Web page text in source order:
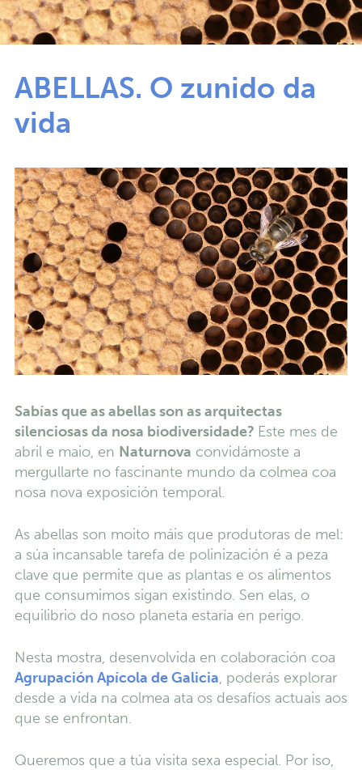
ABELLAS. O zunido da
vida
Sabías que as abellas son as arquitectas
silenciosas da nosa biodiversidade? Este mes de
abril e maio, en Naturnova convidámoste a
mergullarte no fascinante mundo da colmea coa
nosa nova exposición temporal.
As abellas son moito máis que produtoras de mel:
a súa incansable tarefa de polinización é a peza
clave que permite que as plantas e os alimentos
que consumimos sigan existindo. Sen elas, o
equilibrio do noso planeta estaría en perigo.
Nesta mostra, desenvolvida en colaboración coa
Agrupación Apícola de Galicia, poderás explorar
desde a vida na colmea ata os desafíos actuais aos
que se enfrontan.
Queremos que a túa visita sexa especial. Por iso,